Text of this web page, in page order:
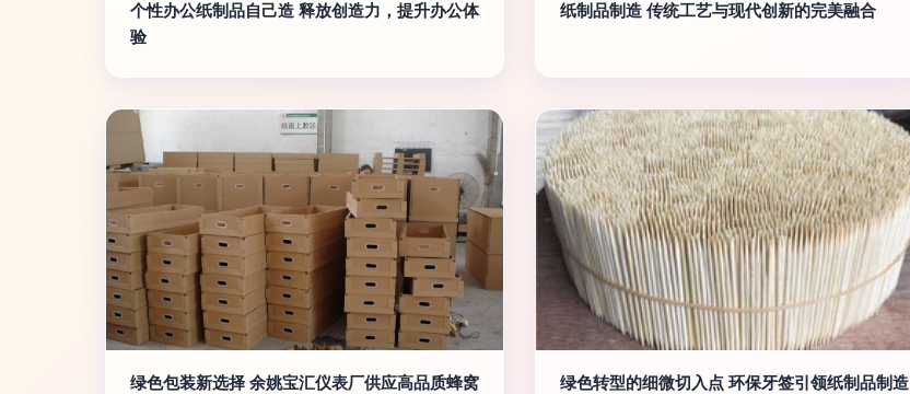
个性办公纸制品自己造 释放创造力，提升办公体
验
纸制品制造 传统工艺与现代创新的完美融合
绿色包装新选择 余姚宝汇仪表厂供应高品质蜂窝
绿色转型的细微切入点 环保牙签引领纸制品制造